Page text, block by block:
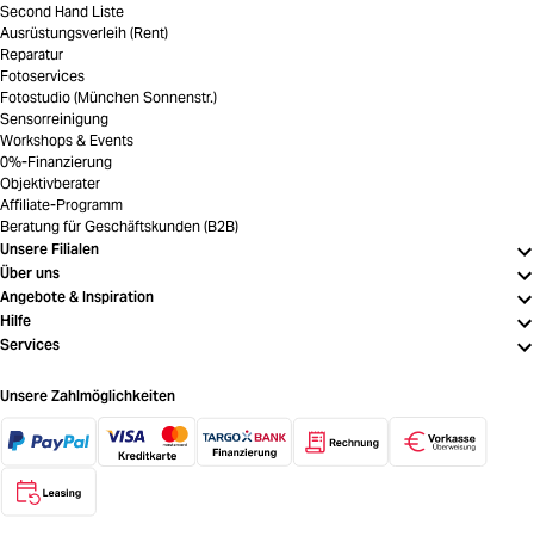
Second Hand Liste
Ausrüstungsverleih (Rent)
Reparatur
Fotoservices
Fotostudio (München Sonnenstr.)
Sensorreinigung
Workshops & Events
0%-Finanzierung
Objektivberater
Affiliate-Programm
Beratung für Geschäftskunden (B2B)
Unsere Filialen
Über uns
Angebote & Inspiration
Hilfe
Services
Unsere Zahlmöglichkeiten